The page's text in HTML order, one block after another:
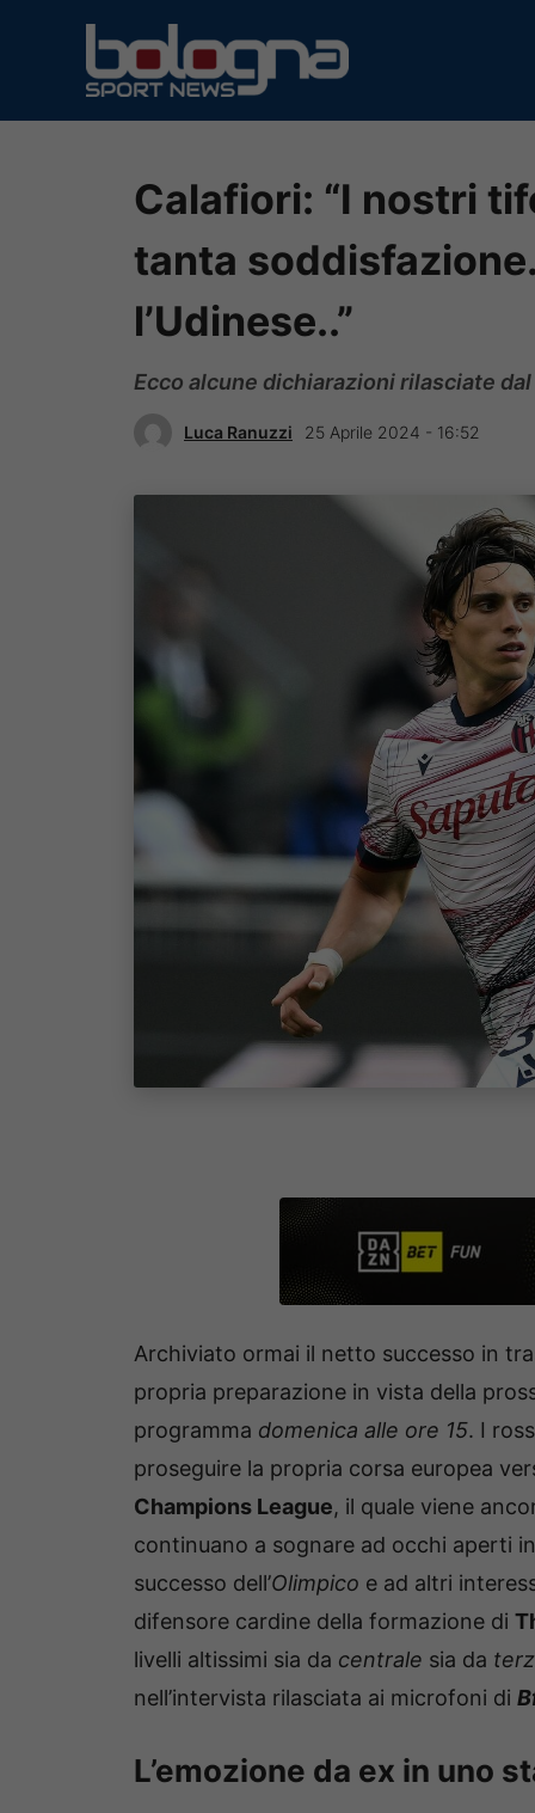
contenuto
Calafiori: “I nostri
tanta
l’Udinese..”
Ecco alcune dichiarazioni rilasciate
Luca Ranuzzi 25 Aprile 2024 - 16:52
Archiviato ormai il netto successo in
propria preparazione in vista della
programma domenica alle ore 15. I
proseguire la propria corsa europea
Champions League, il quale viene
continuano a sognare ad occhi aperti
successo dell’Olimpico e ad altri
difensore cardine della formazione di
livelli altissimi sia da centrale sia da
nell’intervista rilasciata ai microfoni di
L’emozione da ex in uno